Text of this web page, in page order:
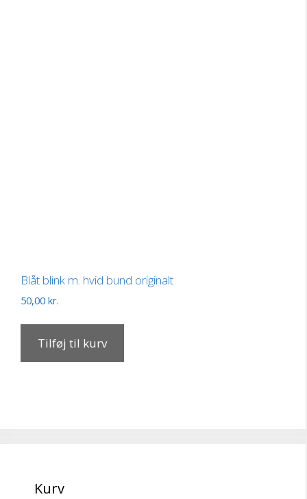
Blåt blink m. hvid bund originalt
50,00 kr.
Tilføj til kurv
Kurv